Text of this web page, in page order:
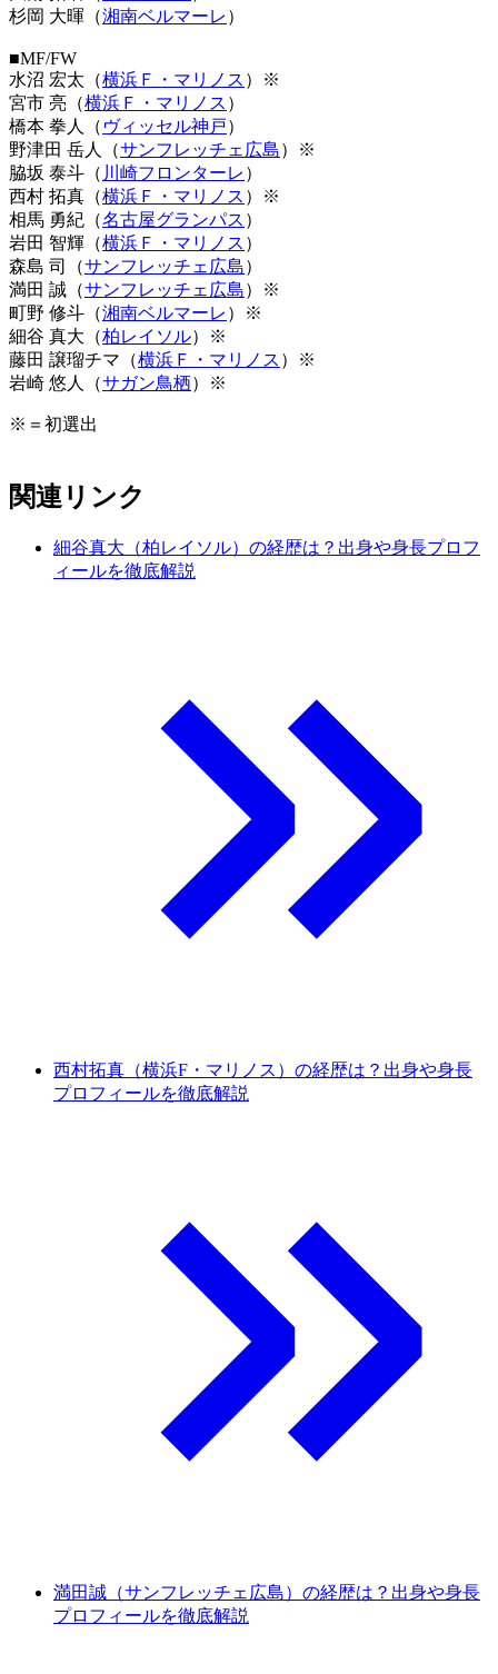
杉岡 大暉（湘南ベルマーレ ）
■MF/FW
水沼 宏太（横浜Ｆ・マリノス ）※
宮市 亮（横浜Ｆ・マリノス ）
橋本 拳人（ ヴィッセル神戸）
野津田 岳人（サンフレッチェ広島）※
脇坂 泰斗（ 川崎フロンターレ ）
西村 拓真（横浜Ｆ・マリノス ）※
相馬 勇紀（名古屋グランパス ）
岩田 智輝（横浜Ｆ・マリノス ）
森島 司（サンフレッチェ広島）
満田 誠（サンフレッチェ広島）※
町野 修斗（湘南ベルマーレ ）※
細谷 真大（柏レイソル）※
藤田 譲瑠チマ（横浜Ｆ・マリノス ）※
岩崎 悠人（サガン鳥栖）※
※＝初選出
関連リンク
細谷真大（柏レイソル）の経歴は？出身や身長プロフ
ィールを徹底解説
西村拓真（横浜F・マリノス）の経歴は？出身や身長
プロフィールを徹底解説
満田誠（サンフレッチェ広島）の経歴は？出身や身長
プロフィールを徹底解説